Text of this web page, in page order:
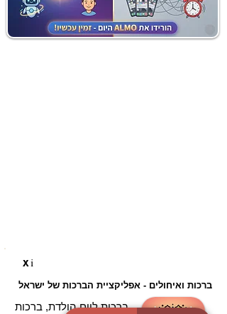
Xi
ברכות ואיחולים - אפליקציית הברכות של ישראל
ברכות ליום הולדת, ברכות